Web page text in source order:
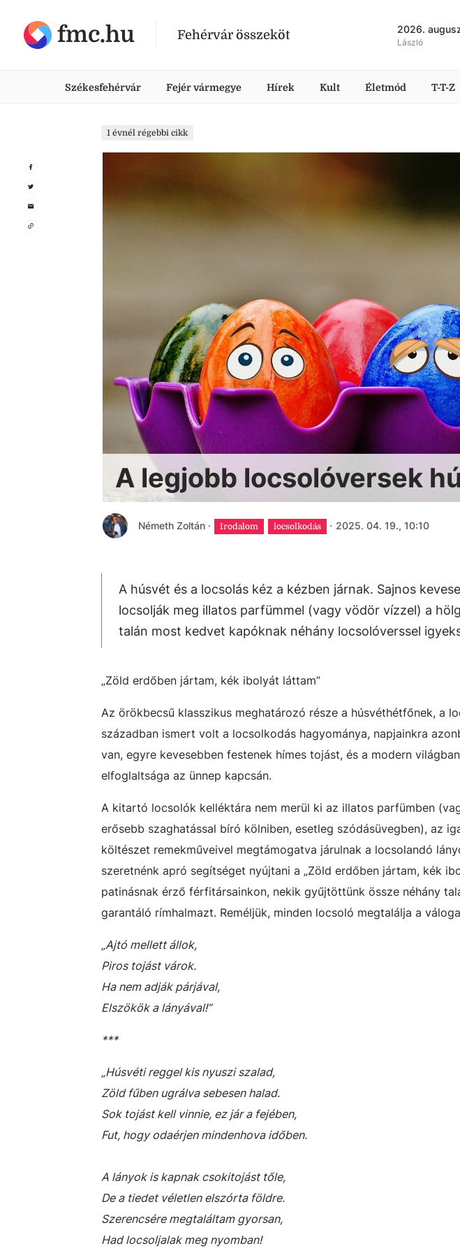
fmc.hu Fehérvár összeköt 2026.
László
Székesfehérvár Fejér vármegye Hírek Kult Életmód T-T-Z
1 évnél régebbi cikk
A legjobb locsolóversek
Németh Zoltán · Irodalom locsolkodás · 2025. 04. 19., 10:10
A húsvét és a locsolás kéz a kézben járnak. Sajnos
locsolják meg illatos parfümmel (vagy vödör vízzel) a
talán most kedvet kapóknak néhány locsolóverssel
„Zöld erdőben jártam, kék ibolyát láttam”
Az örökbecsű klasszikus meghatározó része a húsvéthétfőnek, a
században ismert volt a locsolkodás hagyománya, napjainkra
van, egyre kevesebben festenek hímes tojást, és a modern
elfoglaltsága az ünnep kapcsán.
A kitartó locsolók kelléktára nem merül ki az illatos parfümben
erősebb szaghatással bíró kölniben, esetleg szódásüvegben), az
költészet remekműveivel megtámogatva járulnak a locsolandó
szeretnénk apró segítséget nyújtani a „Zöld erdőben jártam, kék
patinásnak érző férfitársainkon, nekik gyűjtöttünk össze néhány
garantáló rímhalmazt. Reméljük, minden locsoló megtalálja a
„Ajtó mellett állok,
Piros tojást várok.
Ha nem adják párjával,
Elszökök a lányával!”
***
„Húsvéti reggel kis nyuszi szalad,
Zöld fűben ugrálva sebesen halad.
Sok tojást kell vinnie, ez jár a fejében,
Fut, hogy odaérjen mindenhova időben.
A lányok is kapnak csokitojást tőle,
De a tiedet véletlen elszórta földre.
Szerencsére megtaláltam gyorsan,
Had locsoljalak meg nyomban!